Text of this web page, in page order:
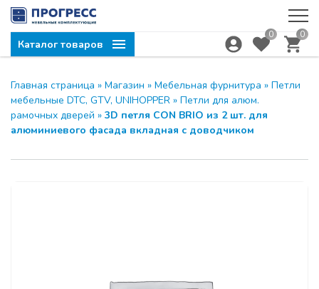
Каталог товаров
0 0
Главная страница » Магазин » Мебельная фурнитура » Петли
мебельные DTC, GTV, UNIHOPPER » Петли для алюм.
рамочных дверей » 3D петля CON BRIO из 2 шт. для
алюминиевого фасада вкладная с доводчиком